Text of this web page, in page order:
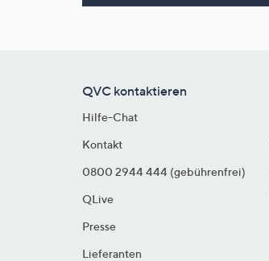
QVC kontaktieren
Hilfe-Chat
Kontakt
0800 2944 444 (gebührenfrei)
QLive
Presse
Lieferanten